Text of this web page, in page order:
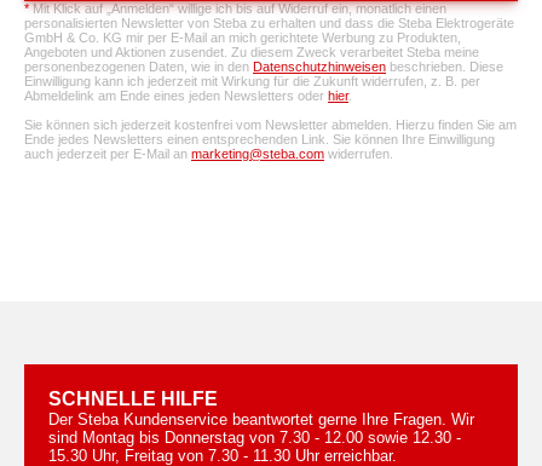
Sie
dieses
Feld
leer.
*Mit Klick auf „Anmelden“ willige ich bis auf Widerruf ein, monatlich einen
personalisierten Newsletter von Steba zu erhalten und dass die Steba Elektrogeräte
GmbH & Co. KG mir per E-Mail an mich gerichtete Werbung zu Produkten,
Angeboten und Aktionen zusendet. Zu diesem Zweck verarbeitet Steba meine
personenbezogenen Daten, wie in den Datenschutzhinweisen beschrieben. Diese
Einwilligung kann ich jederzeit mit Wirkung für die Zukunft widerrufen, z. B. per
Abmeldelink am Ende eines jeden Newsletters oder hier.
Sie können sich jederzeit kostenfrei vom Newsletter abmelden. Hierzu finden Sie am
Ende jedes Newsletters einen entsprechenden Link. Sie können Ihre Einwilligung
auch jederzeit per E-Mail an marketing@steba.com widerrufen.
SCHNELLE HILFE
Der Steba Kundenservice beantwortet gerne Ihre Fragen. Wir
sind Montag bis Donnerstag von 7.30 - 12.00 sowie 12.30 -
15.30 Uhr, Freitag von 7.30 - 11.30 Uhr erreichbar.